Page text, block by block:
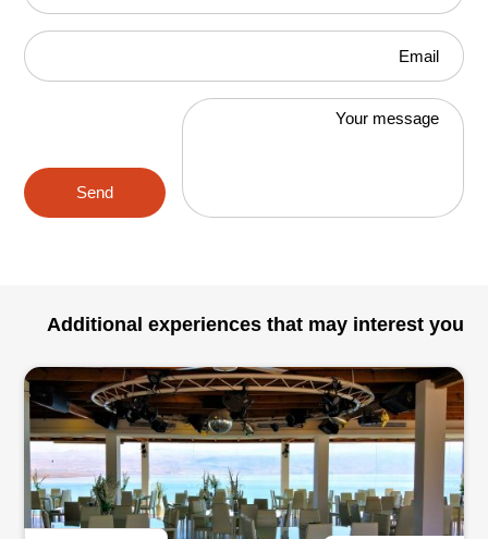
Email
Your message
Send
Additional experiences that may interest you